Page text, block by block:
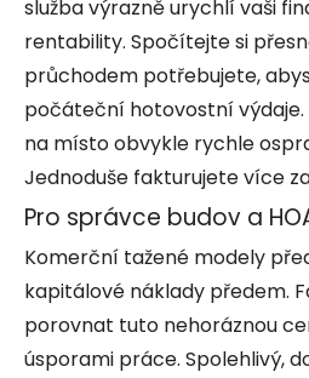
služba výrazně urychlí vaši
rentability. Spočítejte si
průchodem potřebujete,
počáteční hotovostní výdaje.
na místo obvykle rychle
Jednoduše fakturujete více
Pro správce budov a
Komerční tažené modely
kapitálové náklady předem.
porovnat tuto nehoráznou
úsporami práce. Spolehlivý,